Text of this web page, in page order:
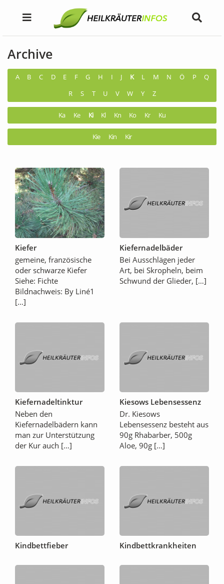
Archive
A B C D E F G H I J K L M N Ö P
Q
R
S T U V W Y Z
Ka Ke Ki Kl Kn Ko Kr Ku
Kie Kin Kir
Kiefer
gemeine, französische
oder schwarze Kiefer
Siehe: Fichte
Bildnachweis: By Liné1
[…]
Kiefernadelbäder
Bei Ausschlägen jeder
Art, bei Skropheln, beim
Schwund der Glieder, […]
Kiefernadeltinktur
Neben den
Kiefernadelbädern kann
man zur Unterstützung
der Kur auch […]
Kiesows Lebensessenz
Dr. Kiesows
Lebensessenz besteht aus
90g Rhabarber, 500g
Aloe, 90g […]
Kindbettfieber Kindbettkrankheiten